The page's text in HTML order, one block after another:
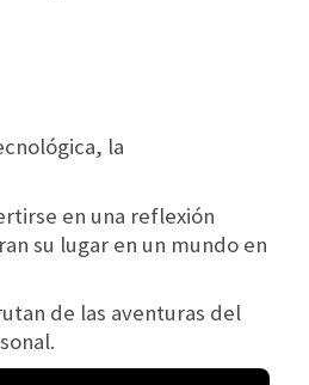
la
en una reflexión
su lugar en un mundo en
de las aventuras del